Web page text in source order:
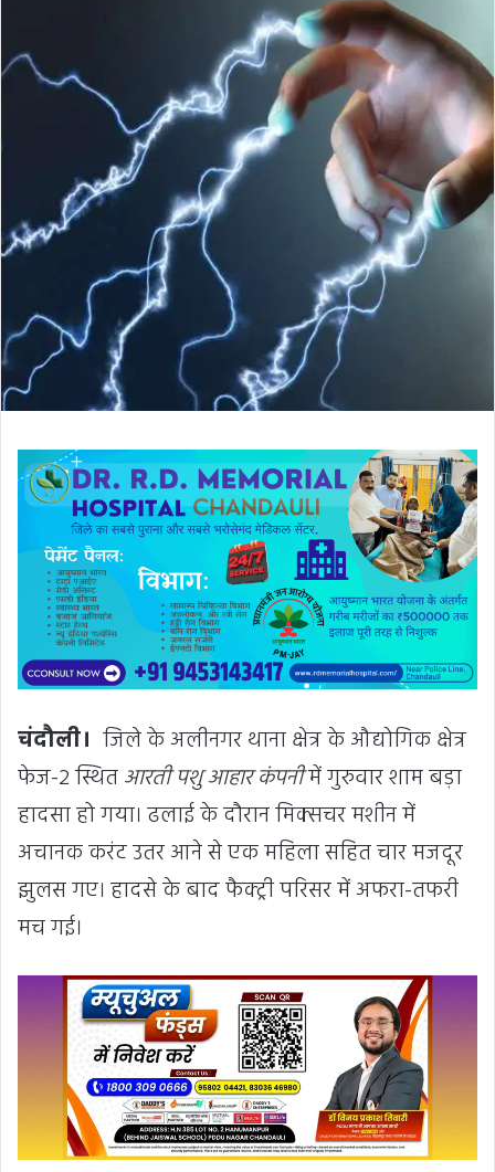
चंदौली। जिले के अलीनगर थाना क्षेत्र के औद्योगिक क्षेत्र
फेज-2 स्थितआरती पशु आहार कंपनीमें गुरुवार शाम बड़ा
हादसा हो गया। ढलाई के दौरान मिक्सचर मशीन में
अचानक करंट उतर आने से एक महिला सहित चार मजदूर
झुलस गए। हादसे के बाद फैक्ट्री परिसर में अफरा-तफरी
मच गई।